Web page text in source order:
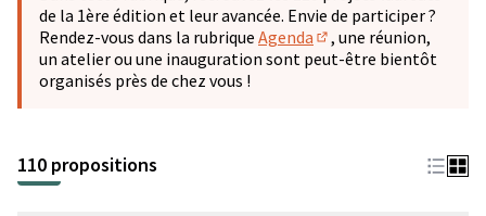
de la 1ère édition et leur avancée. Envie de participer ?
Rendez-vous dans la rubrique Agenda
(S'ouvre dans un
, une réunion,
un atelier ou une inauguration sont peut-être bientôt
organisés près de chez vous !
110 propositions